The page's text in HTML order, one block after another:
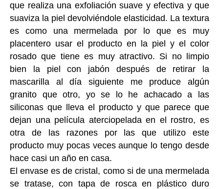
que realiza una exfoliación suave y efectiva y que
suaviza la piel devolviéndole elasticidad. La textura
es como una mermelada por lo que es muy
placentero usar el producto en la piel y el color
rosado que tiene es muy atractivo. Si no limpio
bien la piel con jabón después de retirar la
mascarilla al día siguiente me produce algún
granito que otro, yo se lo he achacado a las
siliconas que lleva el producto y que parece que
dejan una película aterciopelada en el rostro, es
otra de las razones por las que utilizo este
producto muy pocas veces aunque lo tengo desde
hace casi un año en casa.
El envase es de cristal, como si de una mermelada
se tratase, con tapa de rosca en plástico duro